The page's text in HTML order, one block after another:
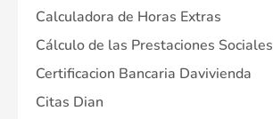
Calculadora de Horas Extras
Cálculo de las Prestaciones Sociales
Certificacion Bancaria Davivienda
Citas Dian